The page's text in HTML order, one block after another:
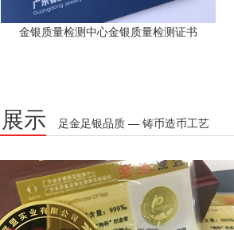
金银质量检测中心金银质量检测证书
示 足金足银品质 — 铸币造币工艺